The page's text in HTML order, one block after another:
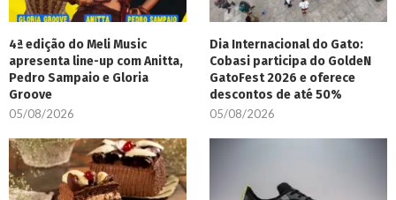
4ª edição do Meli Music
apresenta line-up com Anitta,
Pedro Sampaio e Gloria
Groove
05/08/2026
Dia Internacional do Gato:
Cobasi participa do GoldeN
GatoFest 2026 e oferece
descontos de até 50%
05/08/2026